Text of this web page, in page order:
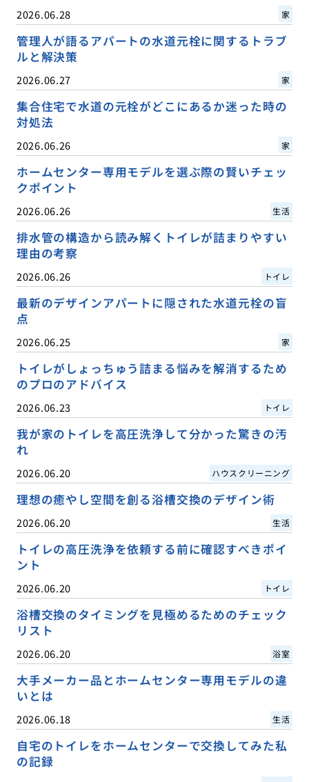
2026.06.28 家
管理人が語るアパートの水道元栓に関するトラブ
ルと解決策
2026.06.27 家
集合住宅で水道の元栓がどこにあるか迷った時の
対処法
2026.06.26 家
ホームセンター専用モデルを選ぶ際の賢いチェッ
クポイント
2026.06.26 生活
排水管の構造から読み解くトイレが詰まりやすい
理由の考察
2026.06.26 トイレ
最新のデザインアパートに隠された水道元栓の盲
点
2026.06.25 家
トイレがしょっちゅう詰まる悩みを解消するため
のプロのアドバイス
2026.06.23 トイレ
我が家のトイレを高圧洗浄して分かった驚きの汚
れ
2026.06.20 ハウスクリーニング
理想の癒やし空間を創る浴槽交換のデザイン術
2026.06.20 生活
トイレの高圧洗浄を依頼する前に確認すべきポイ
ント
2026.06.20 トイレ
浴槽交換のタイミングを見極めるためのチェック
リスト
2026.06.20 浴室
大手メーカー品とホームセンター専用モデルの違
いとは
2026.06.18 生活
自宅のトイレをホームセンターで交換してみた私
の記録